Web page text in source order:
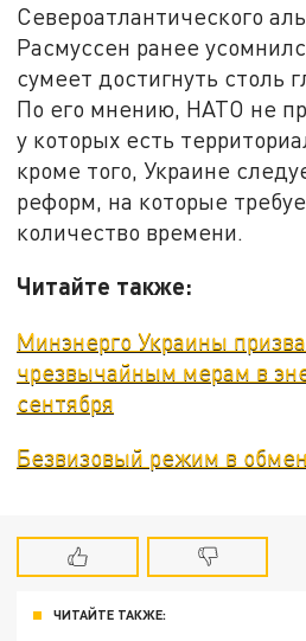
Североатлантического
Расмуссен ранее
сумеет достигнуть столь
По его мнению, НАТО не
у которых есть
кроме того, Украине
реформ, на которые
количество времени.
Читайте также:
Минэнерго Украины
чрезвычайным мерам в
сентября
Безвизовый режим в
ЧИТАЙТЕ ТАКЖЕ: